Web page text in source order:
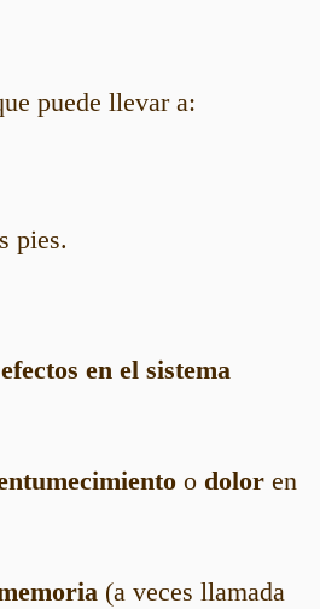
puede llevar a:
pies.
efectos en el sistema
o dolor en
(a veces llamada